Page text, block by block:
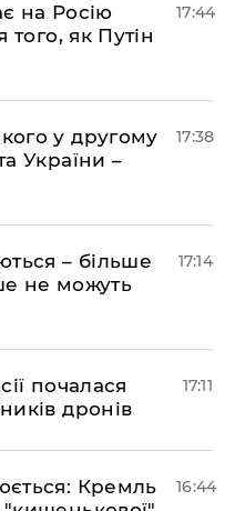
на Росію
того, як Путін
17:44
у другому
України –
17:38
– більше
не можуть
17:14
почалася
дронів
17:11
Кремль
16:44